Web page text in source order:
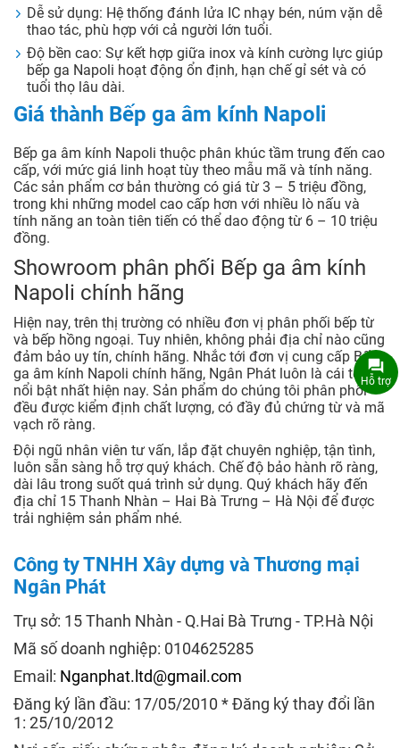
Dễ sử dụng: Hệ thống đánh lửa IC nhạy bén, núm vặn dễ
thao tác, phù hợp với cả người lớn tuổi.
Độ bền cao: Sự kết hợp giữa inox và kính cường lực giúp
bếp ga Napoli hoạt động ổn định, hạn chế gỉ sét và có
tuổi thọ lâu dài.
Giá thành Bếp ga âm kính Napoli
Bếp ga âm kính Napoli thuộc phân khúc tầm trung đến cao
cấp, với mức giá linh hoạt tùy theo mẫu mã và tính năng.
Các sản phẩm cơ bản thường có giá từ 3 – 5 triệu đồng,
trong khi những model cao cấp hơn với nhiều lò nấu và
tính năng an toàn tiên tiến có thể dao động từ 6 – 10 triệu
đồng.
Showroom phân phối Bếp ga âm kính
Napoli chính hãng
Hiện nay, trên thị trường có nhiều đơn vị phân phối bếp từ
và bếp hồng ngoại. Tuy nhiên, không phải địa chỉ nào cũng
đảm bảo uy tín, chính hãng. Nhắc tới đơn vị cung cấp Bếp
ga âm kính Napoli chính hãng, Ngân Phát luôn là cái tên
nổi bật nhất hiện nay. Sản phẩm do chúng tôi phân phối
đều được kiểm định chất lượng, có đầy đủ chứng từ và mã
vạch rõ ràng.
Đội ngũ nhân viên tư vấn, lắp đặt chuyên nghiệp, tận tình,
luôn sẵn sàng hỗ trợ quý khách. Chế độ bảo hành rõ ràng,
dài lâu trong suốt quá trình sử dụng. Quý khách hãy đến
địa chỉ 15 Thanh Nhàn – Hai Bà Trưng – Hà Nội để được
trải nghiệm sản phẩm nhé.
Công ty TNHH Xây dựng và Thương mại
Ngân Phát
Trụ sở: 15 Thanh Nhàn - Q.Hai Bà Trưng - TP.Hà Nội
Mã số doanh nghiệp: 0104625285
Email: Nganphat.ltd@gmail.com
Đăng ký lần đầu: 17/05/2010 * Đăng ký thay đổi lần
1: 25/10/2012
Hỗ trợ